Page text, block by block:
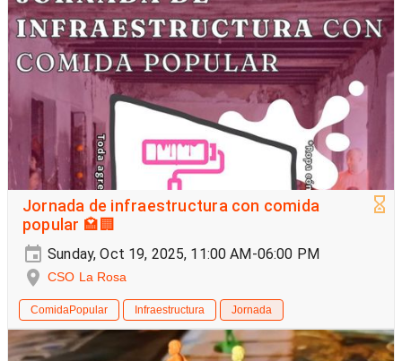
Jornada de infraestructura con comida
popular 🏩🏢
Sunday, Oct 19, 2025, 11:00 AM-06:00 PM
CSO La Rosa
ComidaPopular Infraestructura Jornada